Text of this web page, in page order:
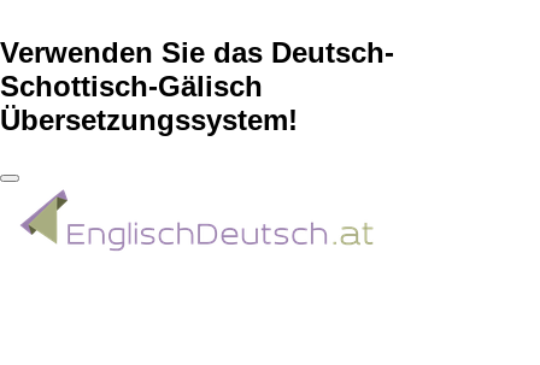
Verwenden Sie das Deutsch-
Schottisch-Gälisch
Übersetzungssystem!